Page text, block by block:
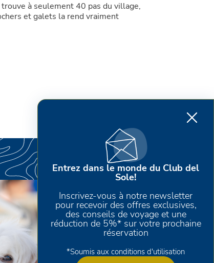
à seulement 40 pas du village,
et galets la rend vraiment
Entrez dans le monde du Club del
Sole!
Inscrivez-vous à notre newsletter
pour recevoir des offres exclusives,
des conseils de voyage et une
réduction de 5%* sur votre prochaine
réservation
*Soumis aux conditions d'utilisation